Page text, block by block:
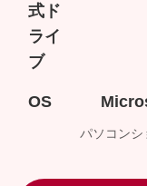
式ド
ライ
ブ
OS
パソコンシ